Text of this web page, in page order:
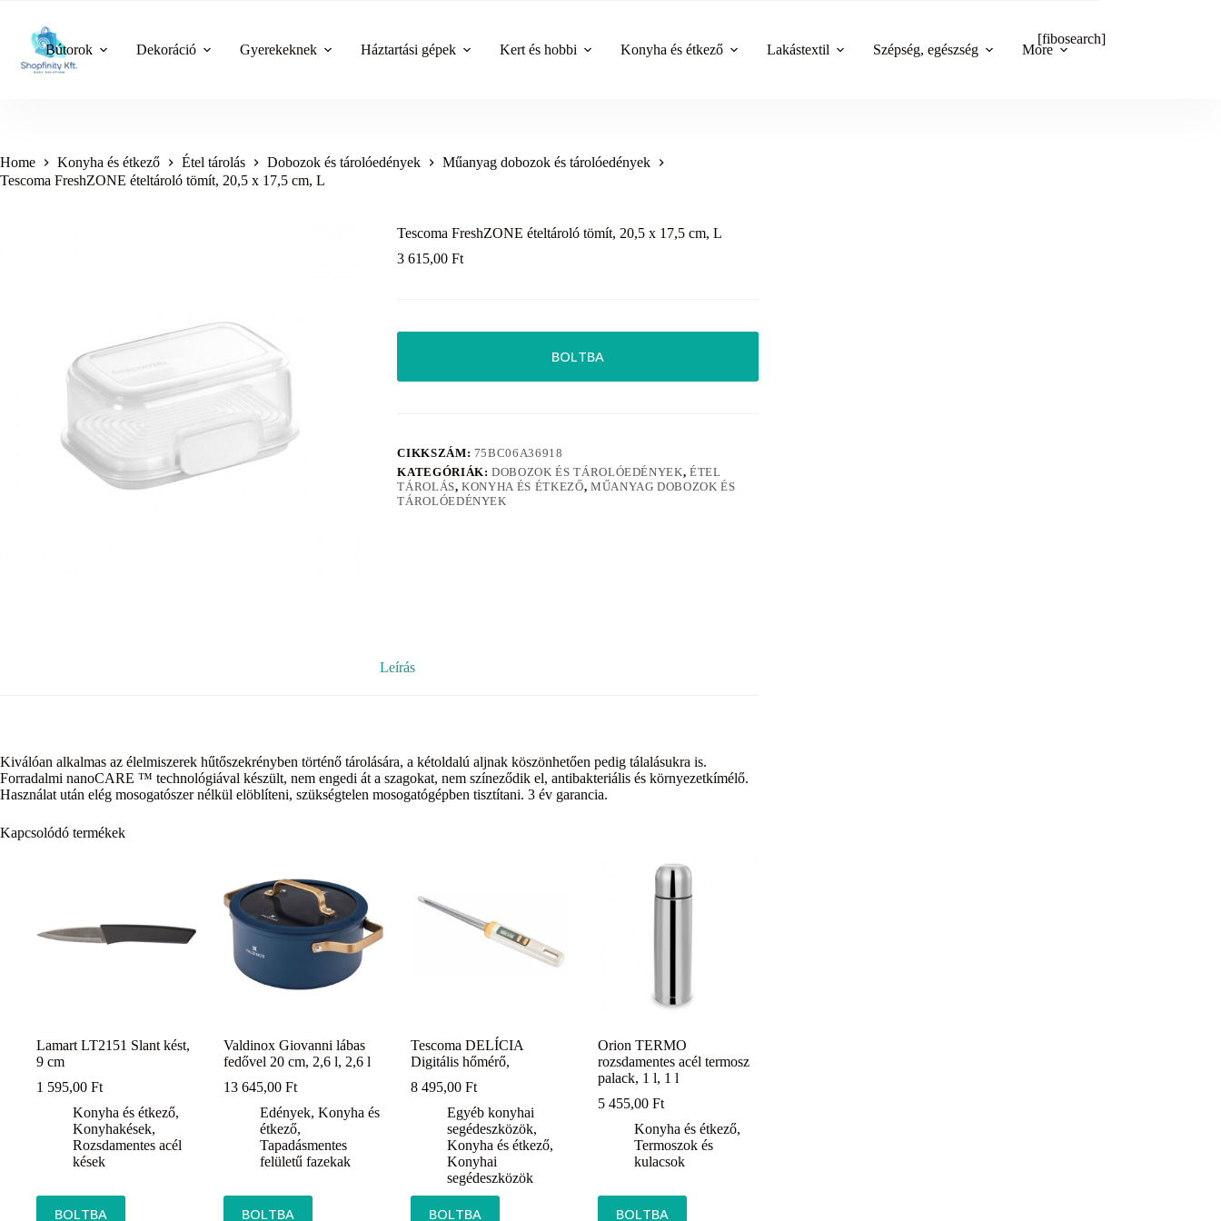
content
Bútorok Dekoráció Gyerekeknek Háztartási gépek Kert és hobbi Konyha és étkező Lakástextil Szépség, egészség More
[fibosearch]
Home Konyha és étkező Étel tárolás Dobozok és tárolóedények
Műanyag dobozok és tárolóedények
Tescoma FreshZONE ételtároló tömít, 20,5 x 17,5 cm, L
Tescoma FreshZONE ételtároló tömít, 20,5 x 17,5 cm, L
3 615,00Ft
BOLTBA
CIKKSZÁM: 75BC06A36918
KATEGÓRIÁK:DOBOZOK ÉS TÁROLÓEDÉNYEK,ÉTEL
TÁROLÁS,KONYHA ÉS ÉTKEZŐ, MŰANYAG DOBOZOK ÉS
TÁROLÓEDÉNYEK
Leírás
Kiválóan alkalmas az élelmiszerek hűtőszekrényben történő tárolására, a kétoldalú aljnak köszönhetően pedig tálalásukra is.
Forradalmi nanoCARE ™ technológiával készült, nem engedi át a szagokat, nem színeződik el, antibakteriális és környezetkímélő.
Használat után elég mosogatószer nélkül elöblíteni, szükségtelen mosogatógépben tisztítani. 3 év garancia.
Kapcsolódó termékek
Lamart LT2151 Slant kést,
9 cm
1 595,00 Ft
Konyha és étkező,
Konyhakések,
Rozsdamentes acél
kések
BOLTBA
Valdinox Giovanni lábas
fedővel 20 cm, 2,6 l, 2,6 l
13 645,00Ft
Edények,Konyha és
étkező,
Tapadásmentes
felületű fazekak
BOLTBA
Tescoma DELÍCIA
Digitális hőmérő,
8 495,00Ft
Egyéb konyhai
segédeszközök,
Konyha és étkező,
Konyhai
segédeszközök
BOLTBA
Orion TERMO
rozsdamentes acél termosz
palack, 1 l, 1 l
5 455,00Ft
Konyha és étkező,
Termoszok és
kulacsok
BOLTBA